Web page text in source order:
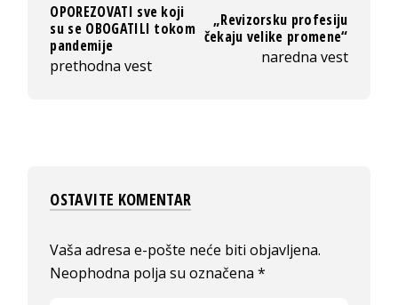
OPOREZOVATI sve koji
su se OBOGATILI tokom
pandemije
prethodna vest
„Revizorsku profesiju
čekaju velike promene“
naredna vest
OSTAVITE KOMENTAR
Vaša adresa e-pošte neće biti objavljena.
Neophodna polja su označena*